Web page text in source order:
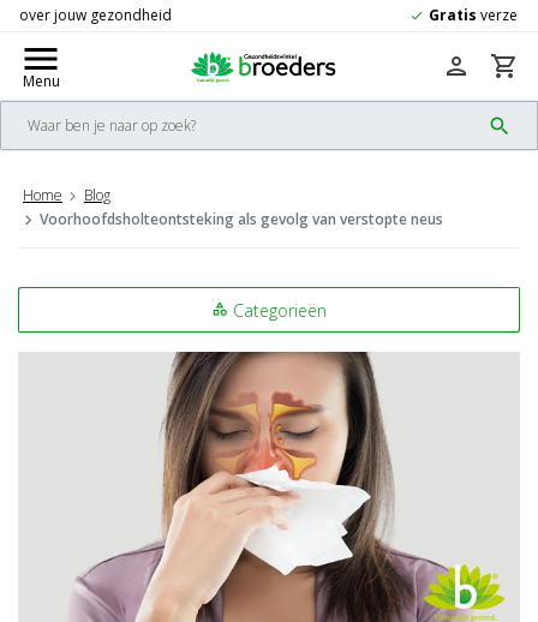
check
menu
Menu
search
person shopping_cart
Home
Blog
Voorhoofdsholteontsteking als gevolg van verstopte neus
category Categorieën